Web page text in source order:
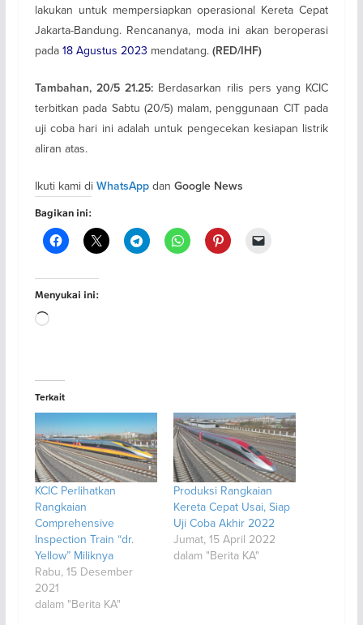
lakukan untuk mempersiapkan operasional Kereta Cepat
Jakarta-Bandung. Rencananya, moda ini akan beroperasi
pada 18 Agustus 2023 mendatang. (RED/IHF)
Tambahan, 20/5 21.25: Berdasarkan rilis pers yang KCIC
terbitkan pada Sabtu (20/5) malam, penggunaan CIT pada
uji coba hari ini adalah untuk pengecekan kesiapan listrik
aliran atas.
Ikuti kami di WhatsAppdan Google News
Bagikan ini:
Menyukai ini:
Memuat...
Terkait
KCIC Perlihatkan
Rangkaian
Comprehensive
Inspection Train “dr.
Yellow” Miliknya
Rabu, 15 Desember
2021
dalam "Berita KA"
Produksi Rangkaian
Kereta Cepat Usai, Siap
Uji Coba Akhir 2022
Jumat, 15 April 2022
dalam "Berita KA"